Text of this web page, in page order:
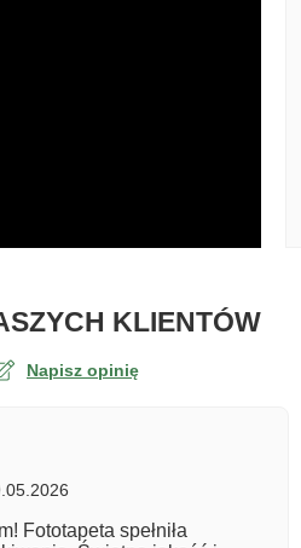
KLIENTÓWO
Napisz opinię
Fototapeta spełniła